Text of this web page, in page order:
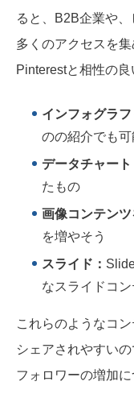
ると、B2B企業や
多くのアクセスを
Pinterestと相性の良
インフォグラフ
のの紹介でも可
データチャート
たもの
画像コンテンツ
を増やそう
スライド：
なスライドコ
これらのようなコ
シェアされやすい
フォロワーの増加に